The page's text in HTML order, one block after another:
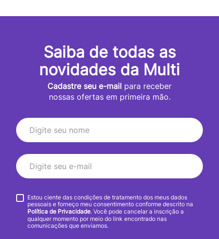
Saiba de todas as
novidades da Multi
Cadastre seu e-mail para receber
nossas ofertas em primeira mão.
Estou ciente das condições de tratamento dos meus dados
pessoais e forneço meu consentimento conforme descrito na
Política de Privacidade. Você pode cancelar a inscrição a
qualquer momento por meio do link encontrado nas
comunicações que enviamos.